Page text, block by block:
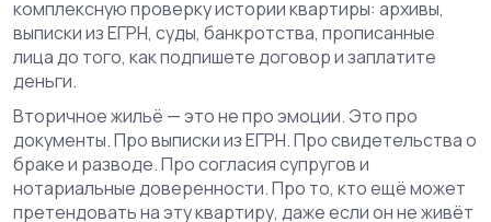
комплексную проверку истории квартиры: архивы,
выписки из ЕГРН, суды, банкротства, прописанные
лицадо того, как подпишете договор и заплатите
деньги.
Вторичное жильё — это не про эмоции. Это про
документы. Про выписки из ЕГРН. Про свидетельства о
браке и разводе. Про согласия супругов и
нотариальные доверенности. Про то, кто ещё может
претендовать на эту квартиру, даже если он не живёт